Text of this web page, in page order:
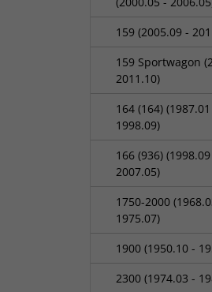
159 (2005.09 -
159 Sportwagon
2011.10)
164 (164)
1998.09)
166 (936)
2007.05)
1750-2000
1975.07)
1900 (1950.10 -
2300 (1974.03 -